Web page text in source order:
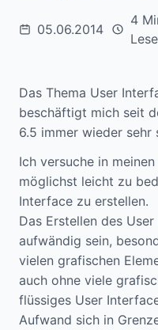
05.06.2014
4
Das Thema User
beschäftigt mich seit
6.5 immer wieder sehr
Ich versuche in
möglichst leicht zu
Interface zu erstellen.
Das Erstellen des
aufwändig sein,
vielen grafischen
auch ohne viele
flüssiges User
Aufwand sich in